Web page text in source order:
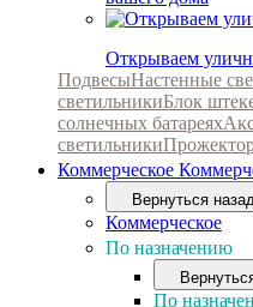
Открываем
ПодвесыНастенные
светильникиБлок
солнечных батареях
светильники
Коммерческое
Вернуться
Коммерческое
По назначению
По